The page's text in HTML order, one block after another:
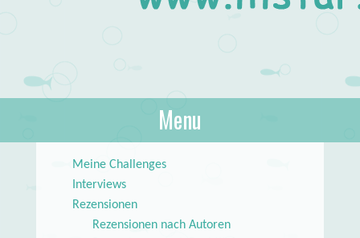
About Books
lilstar.de
Menu
Meine Challenges
Interviews
Rezensionen
Rezensionen nach Autoren